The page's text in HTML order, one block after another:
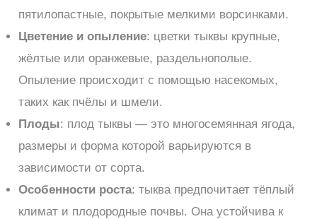
пятилопастные, покрытые мелкими ворсинками.
Цветение и опыление: цветки тыквы крупные,
жёлтые или оранжевые, раздельнополые.
Опыление происходит с помощью насекомых,
таких как пчёлы и шмели.
Плоды: плод тыквы — это многосемянная ягода,
размеры и форма которой варьируются в
зависимости от сорта.
Особенности роста: тыква предпочитает тёплый
климат и плодородные почвы. Она устойчива к